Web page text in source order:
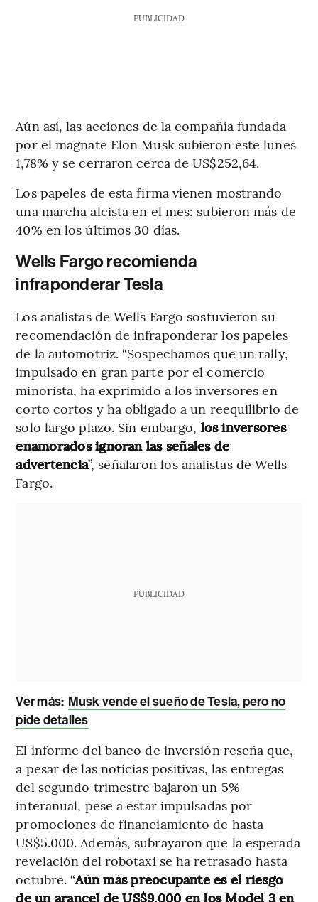
PUBLICIDAD
Aún así, las acciones de la compañía fundada
por el magnate Elon Musk subieron este lunes
1,78% y se cerraron cerca de US$252,64.
Los papeles de esta firma vienen mostrando
una marcha alcista en el mes: subieron más de
40% en los últimos 30 días.
Wells Fargo recomienda
infraponderar Tesla
Los analistas de Wells Fargo sostuvieron su
recomendación de infraponderar los papeles
de la automotriz. “Sospechamos que un rally,
impulsado en gran parte por el comercio
minorista, ha exprimido a los inversores en
corto cortos y ha obligado a un reequilibrio de
solo largo plazo. Sin embargo, los inversores
enamorados ignoran las señales de
advertencia”, señalaron los analistas de Wells
Fargo.
PUBLICIDAD
Ver más: Musk vende el sueño de Tesla, pero no
pide detalles
El informe del banco de inversión reseña que,
a pesar de las noticias positivas, las entregas
del segundo trimestre bajaron un 5%
interanual, pese a estar impulsadas por
promociones de financiamiento de hasta
US$5.000. Además, subrayaron que la esperada
revelación del robotaxi se ha retrasado hasta
octubre. “Aún más preocupante es el riesgo
de un arancel de US$9.000 en los Model 3 en